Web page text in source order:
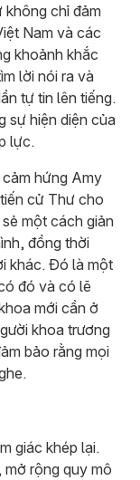
không chỉ đảm
Nam và các
khoảnh khắc
lời nói ra và
tự tin lên tiếng.
sự hiện diện của
lực.
hứng Amy
cử Thư cho
một cách giản
đồng thời
khác. Đó là một
đó và có lẽ
mới cần ở
khoa trương
bảo rằng mọi
giác khép lại.
rộng quy mô